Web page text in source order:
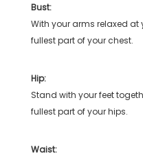
Bust:
With your arms relaxed at
fullest part of your chest.
Hip:
Stand with your feet
fullest part of your hips.
Waist: